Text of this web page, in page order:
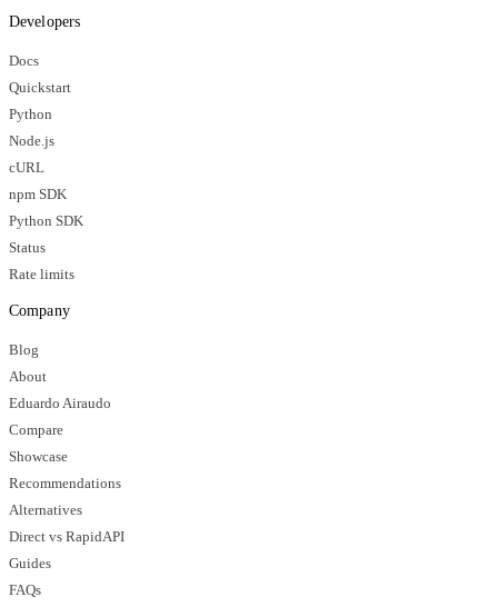
Developers
Docs
Quickstart
Python
Node.js
cURL
npm SDK
Python SDK
Status
Rate limits
Company
Blog
About
Eduardo Airaudo
Compare
Showcase
Recommendations
Alternatives
Direct vs RapidAPI
Guides
FAQs